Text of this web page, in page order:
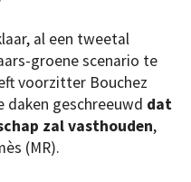
al een tweetal
groene scenario te
voorzitter Bouchez
daken geschreeuwd dat
zal vasthouden,
(MR).